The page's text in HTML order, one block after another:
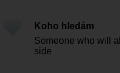
Koho hledám
Someone who will
side